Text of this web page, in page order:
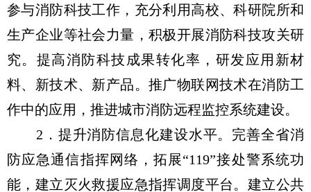
参与消防科技工作，充分利用高校、科研院所和
生产企业等社会力量，积极开展消防科技攻关研
究。提高消防科技成果转化率，研发应用新材
料、新技术、新产品。推广物联网技术在消防工
作中的应用，推进城市消防远程监控系统建设。
2．提升消防信息化建设水平。完善全省消
防应急通信指挥网络，拓展“119”接处警系统功
能，建立灭火救援应急指挥调度平台。建立公共